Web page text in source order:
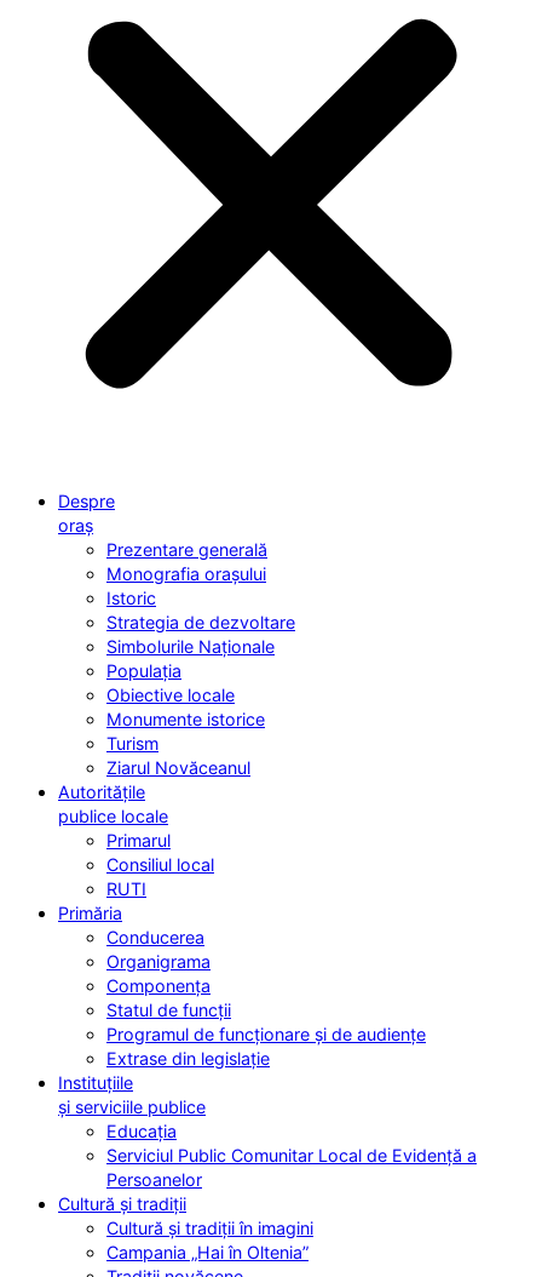
Despre
oraș
Prezentare generală
Monografia orașului
Istoric
Strategia de dezvoltare
Simbolurile Naționale
Populația
Obiective locale
Monumente istorice
Turism
Ziarul Novăceanul
Autoritățile
publice locale
Primarul
Consiliul local
RUTI
Primăria
Conducerea
Organigrama
Componența
Statul de funcții
Programul de funcționare și de audiențe
Extrase din legislație
Instituțiile
și serviciile publice
Educația
Serviciul Public Comunitar Local de Evidență a
Persoanelor
Cultură și tradiții
Cultură și tradiții în imagini
Campania „Hai în Oltenia”